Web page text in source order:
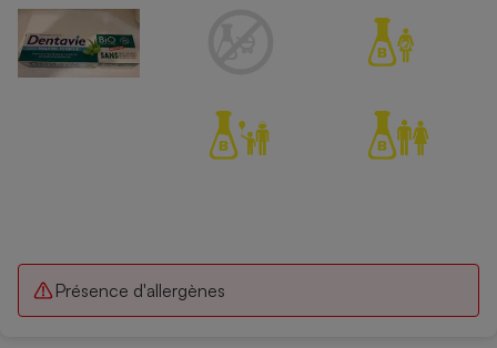
Présence d'allergènes